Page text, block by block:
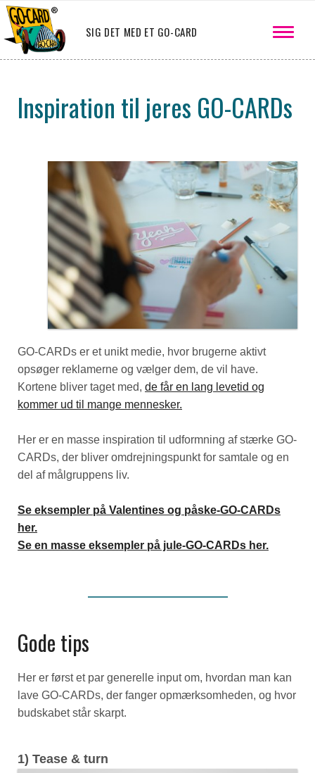
SIG DET MED ET GO-CARD
Inspiration til jeres GO-CARDs
GO-CARDs er et unikt medie, hvor brugerne aktivt
opsøger reklamerne og vælger dem, de vil have.
Kortene bliver taget med, de får en lang levetid og
kommer ud til mange mennesker.
Her er en masse inspiration til udformning af stærke GO-
CARDs, der bliver omdrejningspunkt for samtale og en
del af målgruppens liv.
Se eksempler på Valentines og påske-GO-CARDs
her.
Se en masse eksempler på jule-GO-CARDs her.
Gode tips
Her er først et par generelle input om, hvordan man kan
lave GO-CARDs, der fanger opmærksomheden, og hvor
budskabet står skarpt.
1) Tease & turn